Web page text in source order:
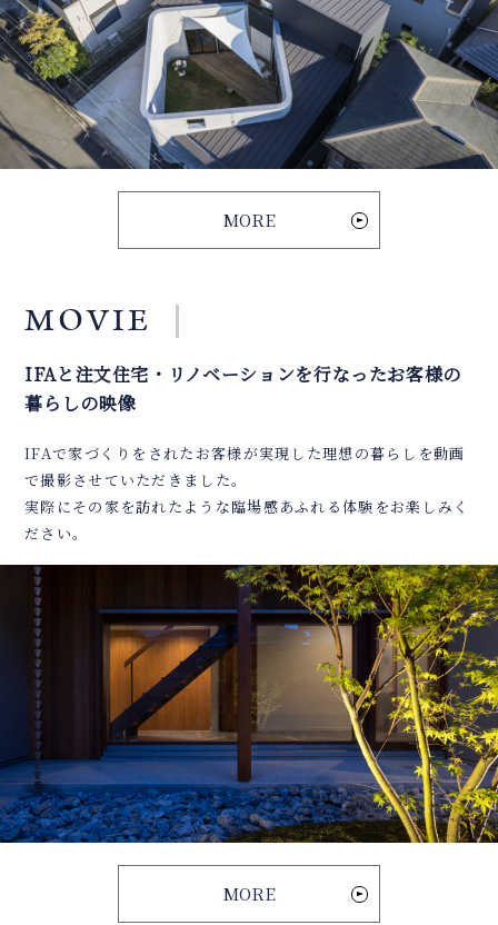
'
MORE
MOVIE
IFAと注文住宅・リノベーションを行なったお客様の
暮らしの映像
IFAで家づくりをされたお客様が実現した理想の暮らしを動画
で撮影させていただきました。
実際にその家を訪れたような臨場感あふれる体験をお楽しみく
ださい。
MORE